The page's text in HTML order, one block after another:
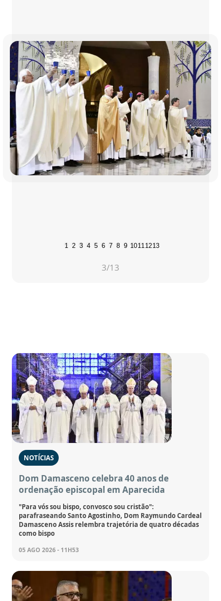
1 2 3 4 5 6 7 8 9 1011 1213
3/13
NOTÍCIAS
Dom Damasceno celebra 40 anos de
ordenação episcopal em Aparecida
"Para vós sou bispo, convosco sou cristão":
parafraseando Santo Agostinho, Dom Raymundo Cardeal
Damasceno Assis relembra trajetória de quatro décadas
como bispo
05 AGO 2026 - 11H53